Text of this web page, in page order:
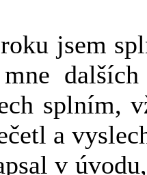
jsem
splním,
a
v